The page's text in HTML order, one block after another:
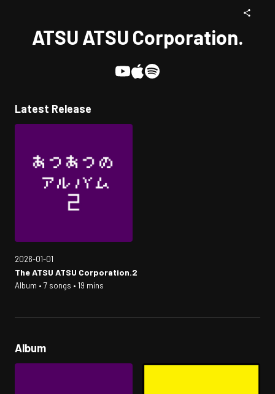
ATSU ATSU Corporation.
Latest Release
2026-01-01
The ATSU ATSU Corporation.2
Album • 7 songs • 19 mins
Album